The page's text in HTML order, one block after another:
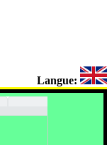
Langue: